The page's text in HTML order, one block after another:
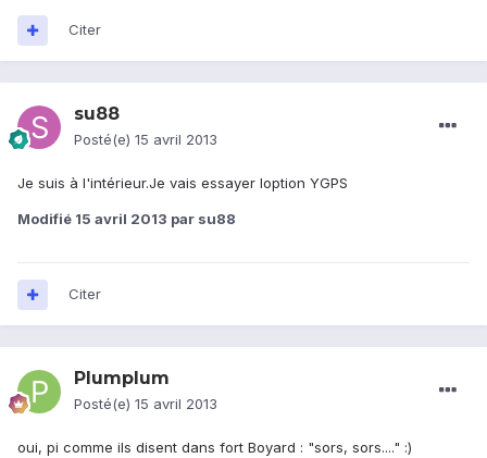
Citer
su88
Posté(e) 15 avril 2013
Je suis à l'intérieur.Je vais essayer loption YGPS
Modifié 15 avril 2013 par su88
Citer
Plumplum
Posté(e) 15 avril 2013
oui, pi comme ils disent dans fort Boyard : "sors, sors...." :)